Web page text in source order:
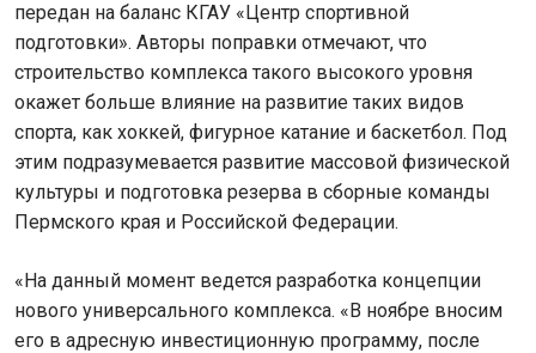
передан на баланс КГАУ «Центр спортивной
подготовки». Авторы поправки отмечают, что
строительство комплекса такого высокого уровня
окажет больше влияние на развитие таких видов
спорта, как хоккей, фигурное катание и баскетбол. Под
этим подразумевается развитие массовой физической
культуры и подготовка резерва в сборные команды
Пермского края и Российской Федерации.
«На данный момент ведется разработка концепции
нового универсального комплекса. «В ноябре вносим
его в адресную инвестиционную программу, после